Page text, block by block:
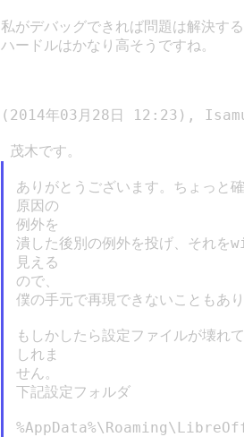
私がデバッグできれば問題は解決す
ハードルはかなり高そうですね。
(2014年03月28日 12:23),
ありがとうございます。ちょっと
原因の
例外を
潰した後別の例外を投げ、それを
見える
ので、
僕の手元で再現できないこともあ
もしかしたら設定ファイルが壊れ
しれま
せん。
下記設定フォルダ